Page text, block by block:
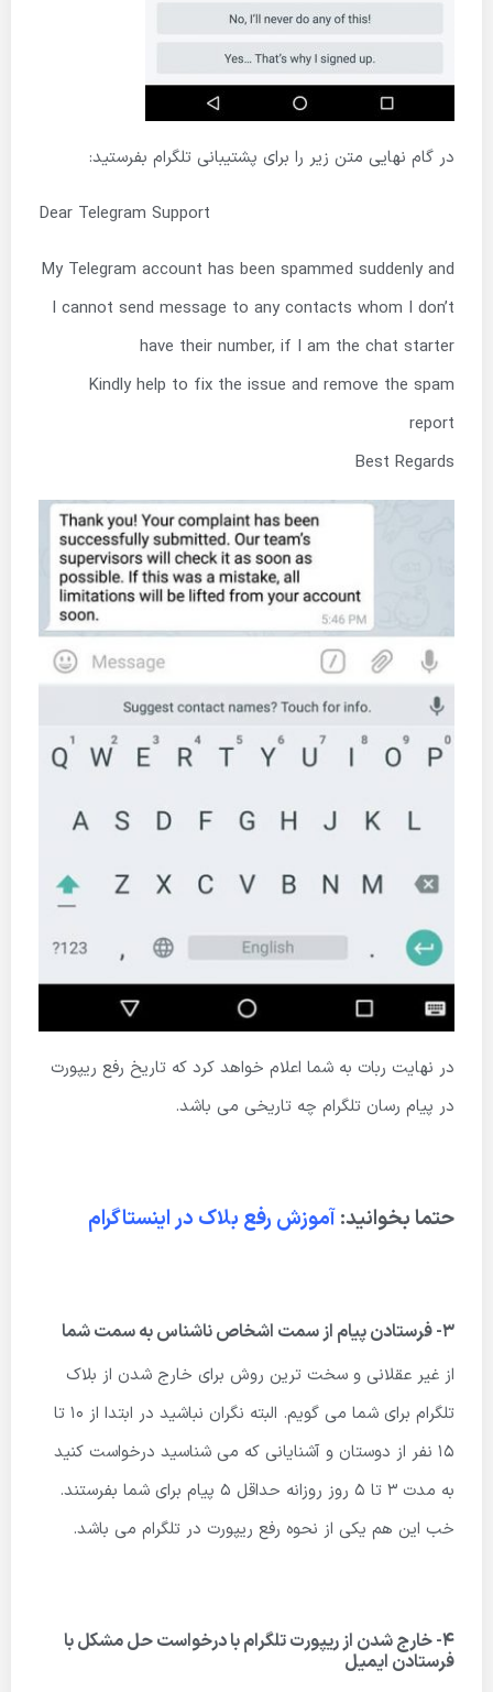
در گام نهایی متن زیر را برای پشتیبانی تلگرام بفرستید:
Dear Telegram Support
My Telegram account has been spammed suddenly and
I cannot send message to any contacts whom I don’t
have their number, if I am the chat starter
Kindly help to fix the issue and remove the spam
report
Best Regards
در نهایت ربات به شما اعلام خواهد کرد که تاریخ رفع ریپورت
در پیام رسان تلگرام چه تاریخی می باشد.
حتما بخوانید:آموزش رفع بلاک در اینستاگرام
3- فرستادن پیام از سمت اشخاص ناشناس به سمت شما
از غیر عقلانی و سخت ترین روش برای خارج شدن از بلاک
تلگرام برای شما می گویم. البته نگران نباشید در ابتدا از ۱۰ تا
۱۵ نفر از دوستان و آشنایانی که می شناسید درخواست کنید
به مدت ۳ تا ۵ روز روزانه حداقل ۵ پیام برای شما بفرستند.
خب این هم یکی از نحوه رفع ریپورت در تلگرام می باشد.
4- خارج شدن از ریپورت تلگرام با درخواست حل مشکل با
فرستادن ایمیل